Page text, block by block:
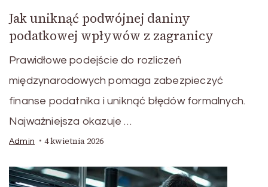
Jak uniknąć podwójnej daniny
podatkowej wpływów z zagranicy
Prawidłowe podejście do rozliczeń
międzynarodowych pomaga zabezpieczyć
finanse podatnika i uniknąć błędów formalnych.
Najważniejsza okazuje …
Admin 4 kwietnia 2026